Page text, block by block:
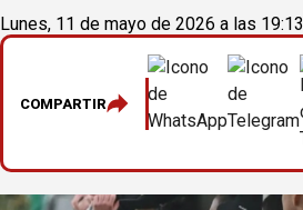
Lunes, 11 de mayo de 2026 a las 19:13
COMPARTIR